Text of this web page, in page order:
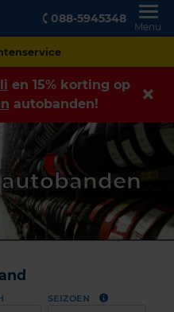
088-5945348
Menu
en 15% korting op
autobanden!
SEIZOEN